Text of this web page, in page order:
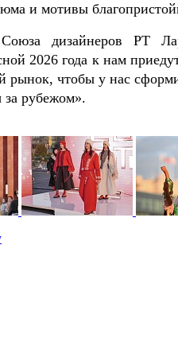
и мотивы
Союза дизайнеров РТ
2026 года к нам
рынок, чтобы у нас
за рубежом».